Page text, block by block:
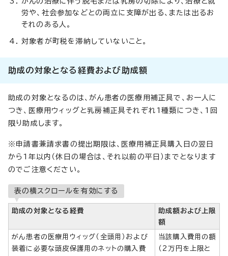
労や、社会参加などとの両立に支障が出る、または出るお
それのある人。
対象者が町税を滞納していないこと。
助成の対象となる経費および助成額
助成の対象となるのは、がん患者の医療用補正具で、お一人に
つき、医療用ウィッグと乳房補正具それぞれ1種類につき、1回
限り助成します。
※申請書兼請求書の提出期限は、医療用補正具購入日の翌日
から1年以内（休日の場合は、それ以前の平日）までとなります
のでご注意ください。
表の横スクロールを有効にする
助成の対象となる経費
助成額および上限
額
がん患者の医療用ウィッグ（全頭用）および
装着に必要な頭皮保護用のネットの購入費
当該購入費用の額
（2万円を上限と